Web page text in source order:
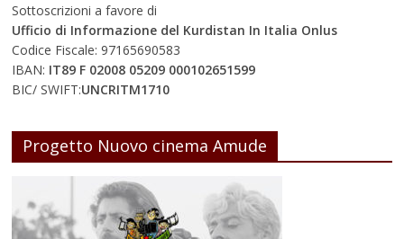
Sottoscrizioni a favore di
Ufficio di Informazione del Kurdistan In Italia Onlus
Codice Fiscale: 97165690583
IBAN: IT89 F 02008 05209 000102651599
BIC/ SWIFT:UNCRITM1710
Progetto Nuovo cinema Amude